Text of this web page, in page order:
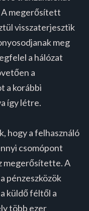
megerősített
visszaterjesztik
meg
a hálózat
a
a korábbi
így létre.
hogy a felhasználó
csomópont
megerősítette. A
pénzeszközök
küldő féltől a
több ezer